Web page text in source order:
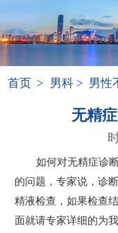
首页 > 男科 > 男性
无精
如何对无精症诊
的问题，专家说，诊
精液检查，如果检查
面就请专家详细的为我